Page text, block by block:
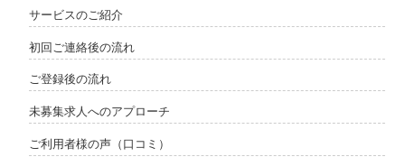
サービスのご紹介
初回ご連絡後の流れ
ご登録後の流れ
未募集求人へのアプローチ
ご利用者様の声（口コミ）